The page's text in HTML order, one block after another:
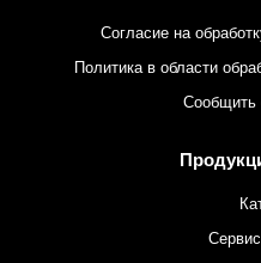
Согласие на
Политика в области
Сообщить